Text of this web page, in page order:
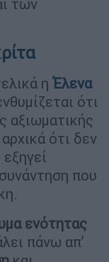
των
η Έλενα
ότι
αξιωματικής
ότι δεν
που
ενότητας
πάνω απ’